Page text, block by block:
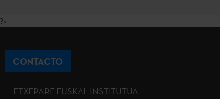
?>
CONTACTO
ETXEPARE EUSKAL INSTITUTUA